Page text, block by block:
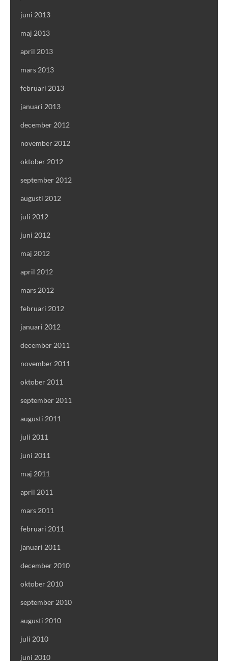
juni 2013
maj 2013
april 2013
mars 2013
februari 2013
januari 2013
december 2012
november 2012
oktober 2012
september 2012
augusti 2012
juli 2012
juni 2012
maj 2012
april 2012
mars 2012
februari 2012
januari 2012
december 2011
november 2011
oktober 2011
september 2011
augusti 2011
juli 2011
juni 2011
maj 2011
april 2011
mars 2011
februari 2011
januari 2011
december 2010
oktober 2010
september 2010
augusti 2010
juli 2010
juni 2010